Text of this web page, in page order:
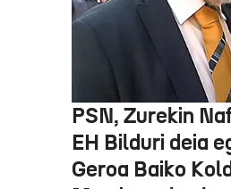
PSN, Zurekin
EH Bilduri deia
Geroa Baiko